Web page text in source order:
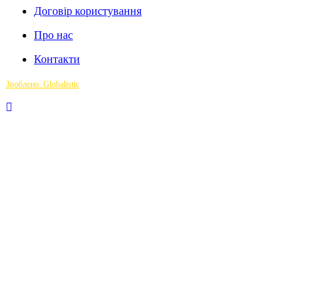
Договір користування
Про нас
Контакти
Зроблено: Globalistic